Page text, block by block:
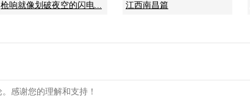
枪响就像划破夜空的闪电...
江西南昌篇